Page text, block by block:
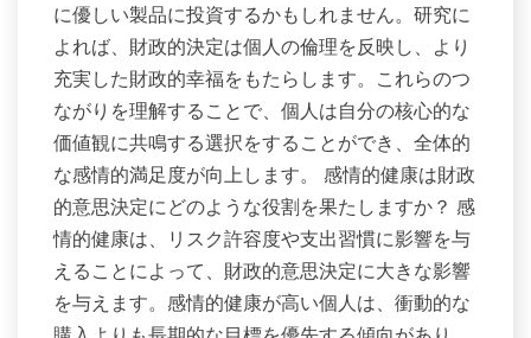
に優しい製品に投資するかもしれません。研究に
よれば、財政的決定は個人の倫理を反映し、より
充実した財政的幸福をもたらします。これらのつ
ながりを理解することで、個人は自分の核心的な
価値観に共鳴する選択をすることができ、全体的
な感情的満足度が向上します。 感情的健康は財政
的意思決定にどのような役割を果たしますか？ 感
情的健康は、リスク許容度や支出習慣に影響を与
えることによって、財政的意思決定に大きな影響
を与えます。感情的健康が高い個人は、衝動的な